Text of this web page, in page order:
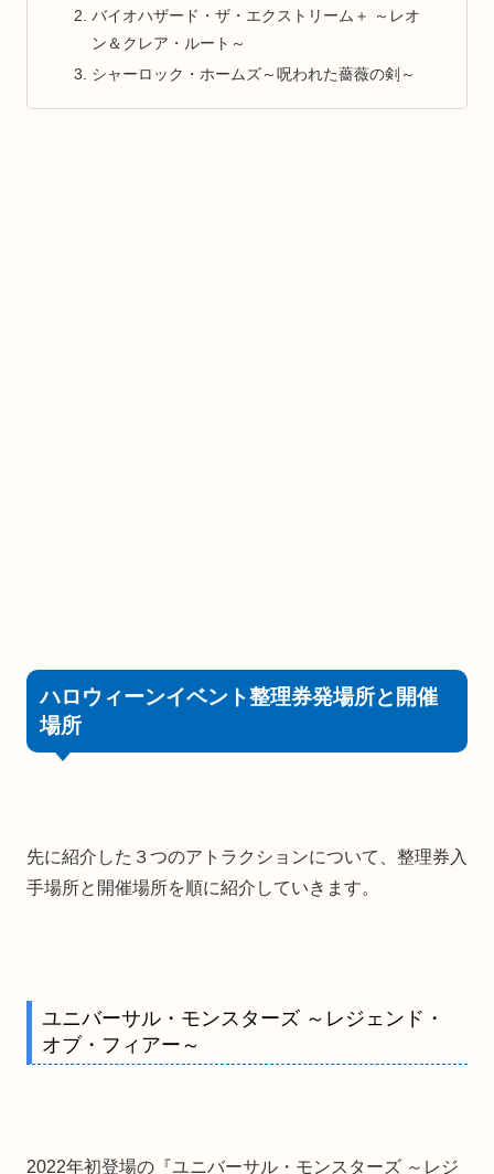
バイオハザード・ザ・エクストリーム＋ ～レオ
ン＆クレア・ルート～
シャーロック・ホームズ～呪われた薔薇の剣～
ハロウィーンイベント整理券発場所と開催
場所
先に紹介した３つのアトラクションについて、整理券入
手場所と開催場所を順に紹介していきます。
ユニバーサル・モンスターズ ～レジェンド・
オブ・フィアー～
2022年初登場の『ユニバーサル・モンスターズ ～レジ